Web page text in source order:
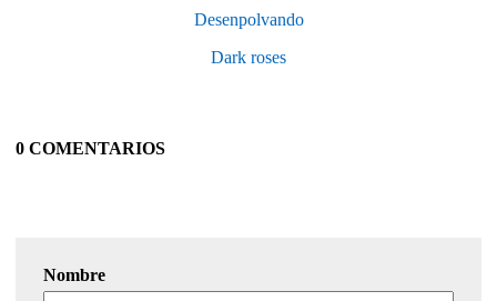
Desenpolvando
Dark roses
0 COMENTARIOS
Nombre